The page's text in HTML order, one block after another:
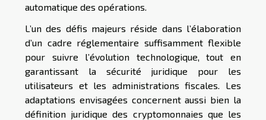
automatique des opérations.
L’un des défis majeurs réside dans l’élaboration
d’un cadre réglementaire suffisamment flexible
pour suivre l’évolution technologique, tout en
garantissant la sécurité juridique pour les
utilisateurs et les administrations fiscales. Les
adaptations envisagées concernent aussi bien la
définition juridique des cryptomonnaies que les